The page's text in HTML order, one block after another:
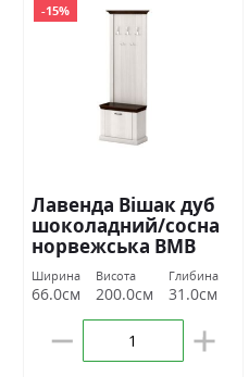
-15%
Лавенда Вішак дуб
шоколадний/сосна
норвежська ВМВ
Холдинг
Ширина
66.0см
Висота
200.0см
Глибина
31.0см